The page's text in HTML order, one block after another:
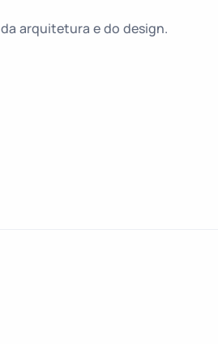
arquitetura e do design.